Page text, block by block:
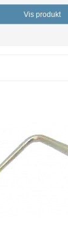
Vis produkt